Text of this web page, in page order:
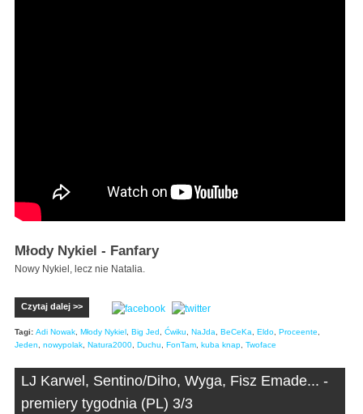
Młody Nykiel - Fanfary
Nowy Nykiel, lecz nie Natalia.
Czytaj dalej >>
Tagi: Adi Nowak, Młody Nykiel, Big Jed, Ćwiku, NaJda, BeCeKa, Eldo, Proceente,
Jeden, nowypolak, Natura2000, Duchu, FonTam, kuba knap, Twoface
LJ Karwel, Sentino/Diho, Wyga, Fisz Emade... -
premiery tygodnia (PL) 3/3